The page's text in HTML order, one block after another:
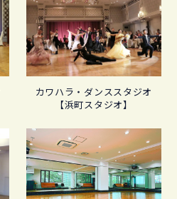
カワハラ・ダンススタジオ
【浜町スタジオ】